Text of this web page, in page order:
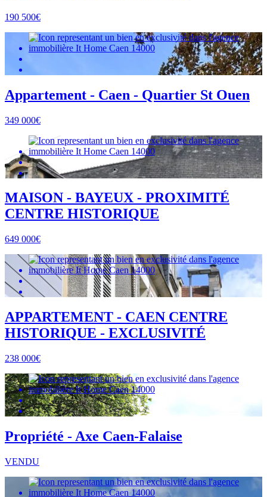
190 500€
Appartement - Caen - Quartier St Ouen
349 000€
MAISON - BAYEUX - PROXIMITÉ
CENTRE HISTORIQUE
649 000€
APPARTEMENT - CAEN CENTRE
HISTORIQUE - EXCLUSIVITÉ
238 000€
Propriété - Axe Caen-Falaise
VENDU